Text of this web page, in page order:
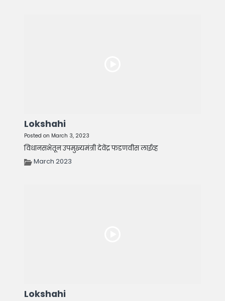
Lokshahi
Posted on March 3, 2023
विधानसभेतून उपमुख्यमंत्री देवेंद्र फडणवीस लाईव्ह
March 2023
Lokshahi